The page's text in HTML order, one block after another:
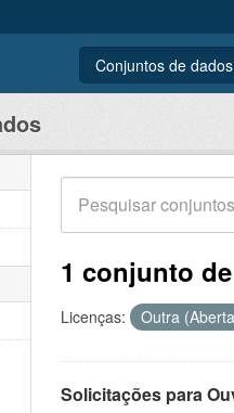
Conjuntos de dados
1 conjunto
Licenças: Outra
Solicitações para